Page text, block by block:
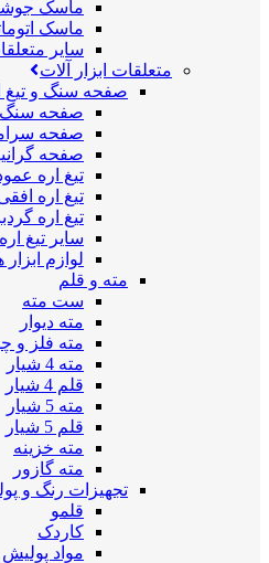
ماسک
ماسک
سایر
متعلقات ابزار آلات
صفحه سنگ و تیغ
صفحه سنگ
صفحه
صفحه
تیغ اره
تیغ اره
تیغ اره
سایر تیغ
لوازم
مته و قلم
ست مته
مته دیوار
مته فلز و
مته 4 شیار
قلم 4 شیار
مته 5 شیار
قلم 5 شیار
مته خزینه
مته گازور
تجهیزات رنگ و
قلمو
کاردک
مواد پولیش